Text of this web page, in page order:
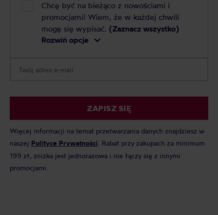
Chcę być na bieżąco z nowościami i
promocjami! Wiem, że w każdej chwili
mogę się wypisać. (Zaznacz wszystko)
Rozwiń opcje
ZAPISZ SIĘ
Więcej informacji na temat przetwarzania danych znajdziesz w
naszej Polityce Prywatności . Rabat przy zakupach za minimum
199 zł, zniżka jest jednorazowa i nie łączy się z innymi
promocjami.